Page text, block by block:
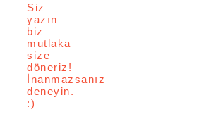
Siz
yazın
biz
mutlaka
size
döneriz!
İnanmazsanız
deneyin.
:)